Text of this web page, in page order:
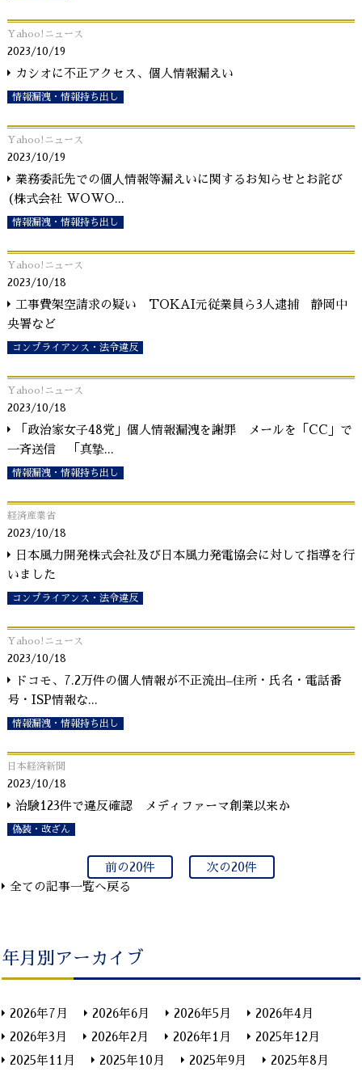
Yahoo!ニュース
2023/10/19
カシオに不正アクセス、個人情報漏えい
情報漏洩・情報持ち出し
Yahoo!ニュース
2023/10/19
業務委託先での個⼈情報等漏えいに関するお知らせとお詫び
(株式会社 WOWO...
情報漏洩・情報持ち出し
Yahoo!ニュース
2023/10/18
工事費架空請求の疑い TOKAI元従業員ら3人逮捕 静岡中
央署など
コンプライアンス・法令違反
Yahoo!ニュース
2023/10/18
「政治家女子48党」個人情報漏洩を謝罪 メールを「CC」で
一斉送信 「真摯...
情報漏洩・情報持ち出し
経済産業省
2023/10/18
日本風力開発株式会社及び日本風力発電協会に対して指導を行
いました
コンプライアンス・法令違反
Yahoo!ニュース
2023/10/18
ドコモ、7.2万件の個人情報が不正流出–住所・氏名・電話番
号・ISP情報な...
情報漏洩・情報持ち出し
日本経済新聞
2023/10/18
治験123件で違反確認 メディファーマ創業以来か
偽装・改ざん
前の20件
次の20件
全ての記事一覧へ戻る
年月別アーカイブ
2026年7月 2026年6月 2026年5月
2026年4月
2026年3月
2026年2月 2026年1月
2025年12月
2025年11月
2025年10月 2025年9月 2025年8月